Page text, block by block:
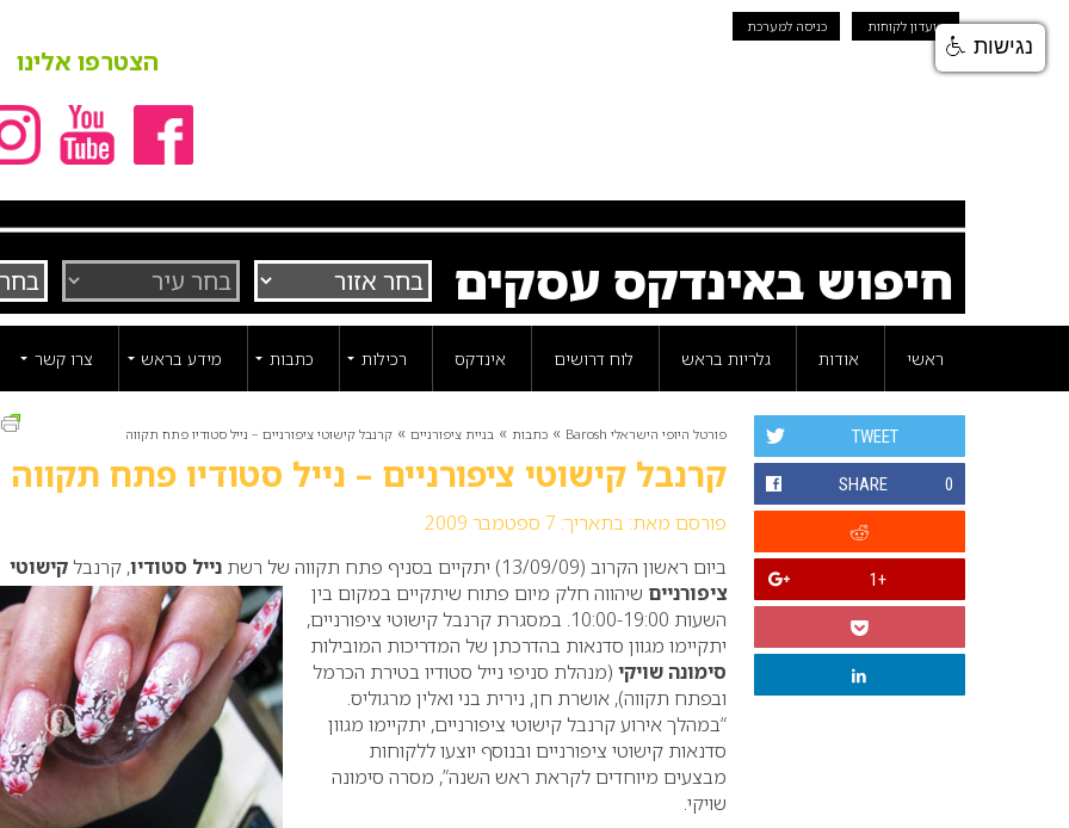
מועדון לקוחות כניסה למערכת
הצטרפו אלינו
חיפוש באינדקס עסקים
ראשי אודות גלריות בראש לוח דרושים אינדקס רכילות כתבות מידע בראש צרו קשר
פורטל היופי הישראלי Barosh » כתבות » בניית ציפורניים » קרנבל קישוטי ציפורניים – נייל סטודיו פתח תקווה
קרנבל קישוטי ציפורניים – נייל סטודיו פתח תקווה
פורסם מאת: בתאריך: 7 ספטמבר 2009
TWEET
SHARE 0
+1 ביום ראשון הקרוב (13/09/09) יתקיים בסניף פתח תקווה של רשת נייל סטודיו, קרנבלקישוטי
ציפורניים שיהווה חלק מיום פתוח שיתקיים במקום בין
השעות 10:00-19:00.
במסגרת קרנבל קישוטי ציפורניים,
יתקיימו מגוון סדנאות בהדרכתן של המדריכות המובילות
סימונה שויקי (מנהלת סניפי נייל סטודיו בטירת הכרמל
ובפתח תקווה), אושרת חן, נירית בני ואלין מרגוליס.
“במהלך אירוע קרנבל קישוטי ציפורניים, יתקיימו מגוון
סדנאות קישוטי ציפורניים ובנוסף יוצעו ללקוחות
מבצעים מיוחדים לקראת ראש השנה”, מסרה סימונה
שויקי.
נגישות